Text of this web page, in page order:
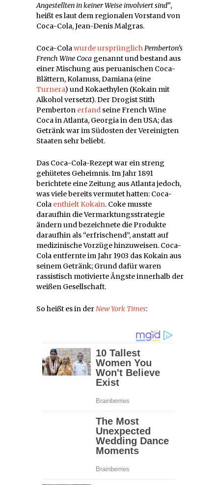
Angestellten in keiner Weise involviert sind”,
heißt es laut dem regionalen Vorstand von
Coca-Cola, Jean-Denis Malgras.
Coca-Colawurde ursprünglichPemberton’s
French Wine Coca genannt und bestand aus
einer Mischung aus peruanischen Coca-
Blättern, Kolanuss, Damiana (eine
Turnera) und Kokaethylen (Kokain mit
Alkohol versetzt). Der Drogist Stith
Pemberton erfand seine French Wine
Coca in Atlanta, Georgia in den USA; das
Getränk war im Südosten der Vereinigten
Staaten sehr beliebt.
Das Coca-Cola-Rezept war ein streng
gehütetes Geheimnis. Im Jahr 1891
berichtete eine Zeitung aus Atlanta jedoch,
was viele bereits vermutet hatten: Coca-
Cola enthielt Kokain. Coke musste
daraufhin die Vermarktungsstrategie
ändern und bezeichnete die Produkte
daraufhin als “erfrischend”, anstatt auf
medizinische Vorzüge hinzuweisen. Coca-
Cola entfernte im Jahr 1903 das Kokain aus
seinem Getränk; Grund dafür waren
rassistisch motivierte Ängste innerhalb der
weißen Gesellschaft.
So heißt es in derNew York Times: